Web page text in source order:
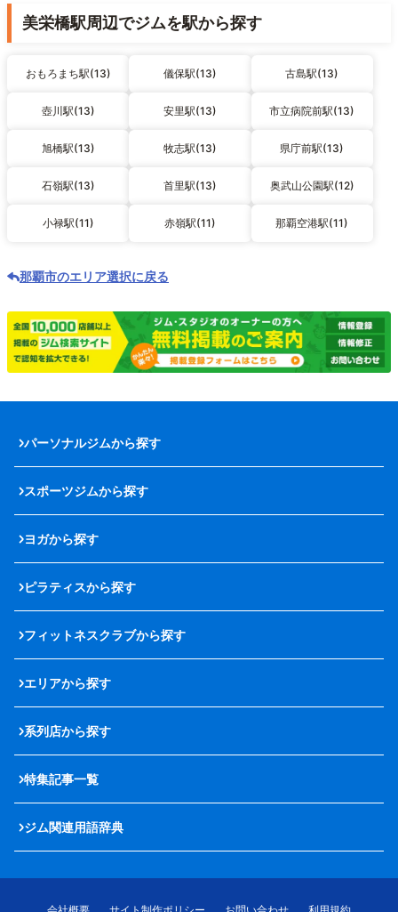
美栄橋駅周辺でジムを駅から探す
おもろまち駅(13) 儀保駅(13) 古島駅(13)
壺川駅(13) 安里駅(13) 市立病院前駅(13)
旭橋駅(13) 牧志駅(13) 県庁前駅(13)
石嶺駅(13) 首里駅(13) 奥武山公園駅(12)
小禄駅(11) 赤嶺駅(11) 那覇空港駅(11)
那覇市のエリア選択に戻る
パーソナルジムから探す
スポーツジムから探す
ヨガから探す
ピラティスから探す
フィットネスクラブから探す
エリアから探す
系列店から探す
特集記事一覧
ジム関連用語辞典